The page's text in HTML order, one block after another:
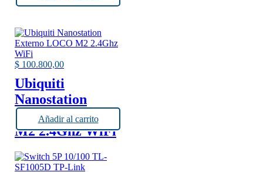
$ 100.800,00
Ubiquiti
Nanostation
Externo LOCO
M2 2.4Ghz WiFi
Añadir al carrito